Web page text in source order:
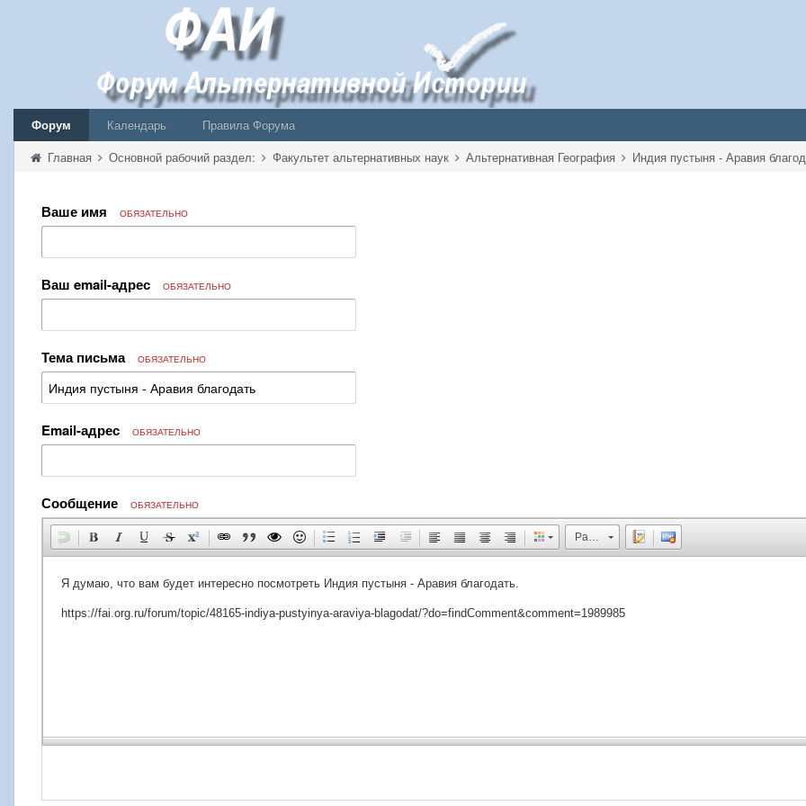
Форум Календарь
Правила Форума
Главная Основной рабочий раздел: Факультет альтернативных наук Альтернативная География Индия пустыня - Аравия
Ваше имя ОБЯЗАТЕЛЬНО
Ваш email-адрес ОБЯЗАТЕЛЬНО
Тема письма ОБЯЗАТЕЛЬНО
Email-адрес ОБЯЗАТЕЛЬНО
Сообщение ОБЯЗАТЕЛЬНО
Размер